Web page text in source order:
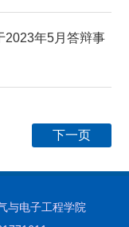
2023年5月答辩事
下一页
电子工程学院